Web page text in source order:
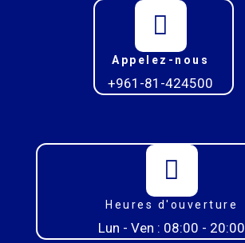
Appelez-nous
+961-81-424500
Heures d'ouverture
Lun - Ven : 08:00 - 20:00